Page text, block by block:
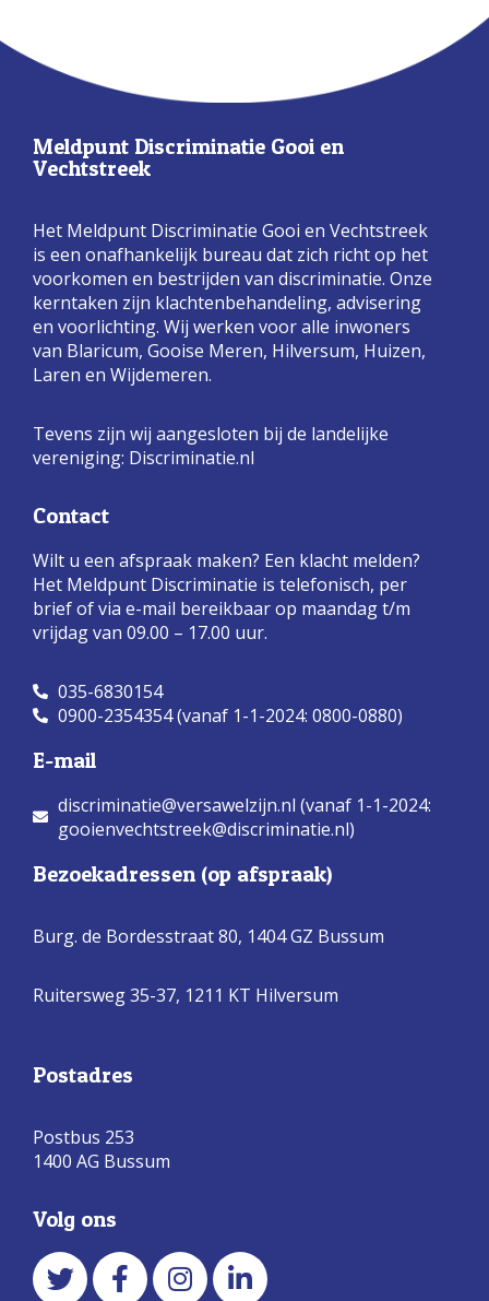
Meldpunt Discriminatie Gooi en
Vechtstreek
Het Meldpunt Discriminatie Gooi en Vechtstreek
is een onafhankelijk bureau dat zich richt op het
voorkomen en bestrijden van discriminatie. Onze
kerntaken zijn klachtenbehandeling, advisering
en voorlichting. Wij werken voor alle inwoners
van Blaricum, Gooise Meren, Hilversum, Huizen,
Laren en Wijdemeren.
Tevens zijn wij aangesloten bij de landelijke
vereniging: Discriminatie.nl
Contact
Wilt u een afspraak maken? Een klacht melden?
Het Meldpunt Discriminatie is telefonisch, per
brief of via e-mail bereikbaar op maandag t/m
vrijdag van 09.00 – 17.00 uur.
035-6830154
0900-2354354 (vanaf 1-1-2024: 0800-0880)
E-mail
discriminatie@versawelzijn.nl (vanaf 1-1-2024:
gooienvechtstreek@discriminatie.nl)
Bezoekadressen (op afspraak)
Burg. de Bordesstraat 80, 1404 GZ Bussum
Ruitersweg 35-37, 1211 KT Hilversum
Postadres
Postbus 253
1400 AG Bussum
Volg ons